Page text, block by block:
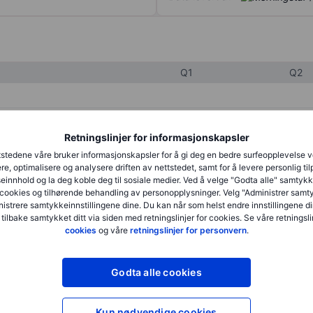
Retningslinjer for informasjonskapsler
våre bruker informasjonskapsler for å gi deg en bedre surfeopplevelse
optimalisere og analysere driften av nettstedet, samt for å levere personlig
og la deg koble deg til sosiale medier. Ved å velge "Godta alle"
og tilhørende behandling av personopplysninger. Velg "Administrer
samtykkeinnstillingene dine. Du kan når som helst endre innstillingene
samtykket ditt via siden med retningslinjer for cookies. Se våre
cookies og våre retningslinjer for personvern.
Godta alle cookies
Q1 Q2
XXXXXXX
XXXXXXX XXXXXXX
XXXXXXX XXXXXXX
XXXXXXX